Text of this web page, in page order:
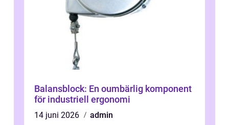
Balansblock: En oumbärlig komponent
för industriell ergonomi
14 juni 2026 admin